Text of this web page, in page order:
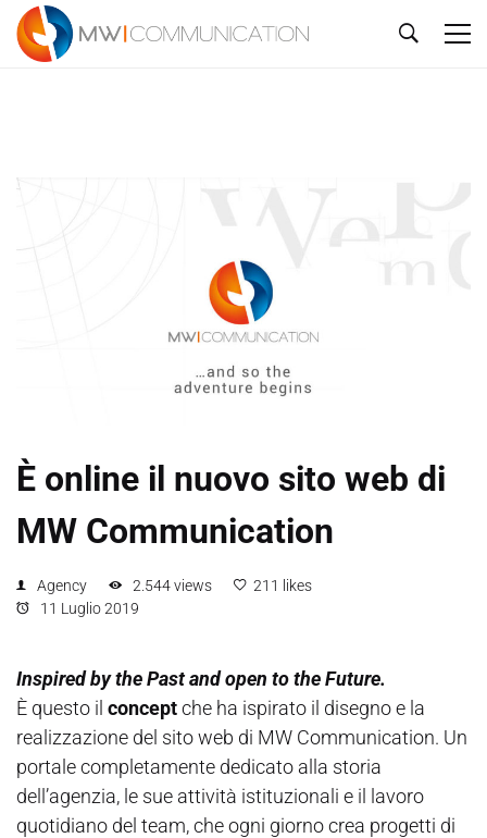
È online il nuovo sito web di
MW Communication
Agency 2.544 views
211 likes
11 Luglio 2019
Inspired by the Past and open to the Future.
È questo il conceptche ha ispirato il disegno e la
realizzazione del sito web di MW Communication. Un
portale completamente dedicato alla storia
dell’agenzia, le sue attività istituzionali e il lavoro
quotidiano del team, che ogni giorno crea progetti di